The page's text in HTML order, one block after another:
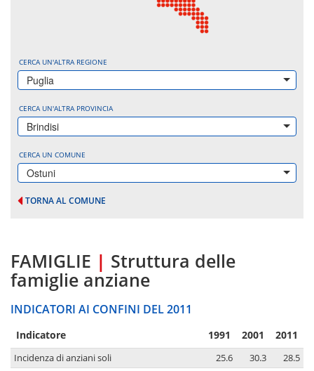
CERCA UN'ALTRA REGIONE
Puglia
CERCA UN'ALTRA PROVINCIA
Brindisi
CERCA UN COMUNE
Ostuni
TORNA AL COMUNE
FAMIGLIE | Struttura delle
famiglie anziane
INDICATORI AI CONFINI DEL 2011
Indicatore 1991 2001 2011
Incidenza di anziani soli 25.6 30.3
28.5